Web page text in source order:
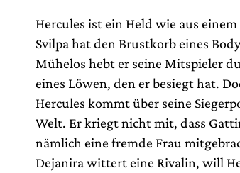
Hercules ist ein Held wie aus
Svilpa hat den Brustkorb eines
Mühelos hebt er seine Mitspieler
eines Löwen, den er besiegt hat.
Hercules kommt über seine
Welt. Er kriegt nicht mit, dass
nämlich eine fremde Frau
Dejanira wittert eine Rivalin, will